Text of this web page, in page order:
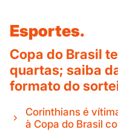
Esportes.
Copa do Brasil
quartas; saiba
formato do
Corinthians é
à Copa do Brasil